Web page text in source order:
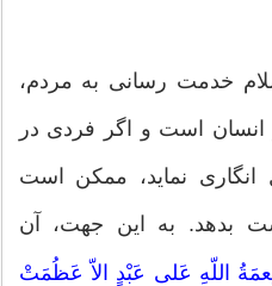
خدمت رسانی به مردم،
انسان است و اگر فردی در
نماید، ممکن است
بدهد. به این جهت، آن
اللّهِ عَلی عَبْدٍ الاّ عَظُمَتْ